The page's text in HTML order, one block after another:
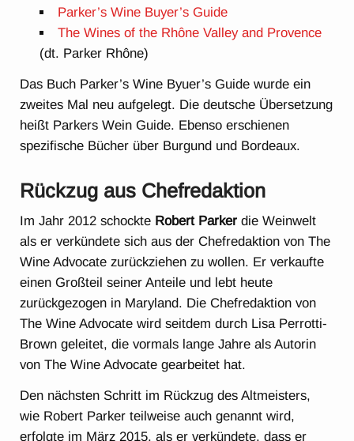
Parker’s Wine Buyer’s Guide
The Wines of the Rhône Valley and Provence
(dt. Parker Rhône)
Das Buch Parker’s Wine Byuer’s Guide wurde ein
zweites Mal neu aufgelegt. Die deutsche Übersetzung
heißt Parkers Wein Guide. Ebenso erschienen
spezifische Bücher über Burgund und Bordeaux.
Rückzug aus Chefredaktion
Im Jahr 2012 schockte Robert Parker die Weinwelt
als er verkündete sich aus der Chefredaktion von The
Wine Advocate zurückziehen zu wollen. Er verkaufte
einen Großteil seiner Anteile und lebt heute
zurückgezogen in Maryland. Die Chefredaktion von
The Wine Advocate wird seitdem durch Lisa Perrotti-
Brown geleitet, die vormals lange Jahre als Autorin
von The Wine Advocate gearbeitet hat.
Den nächsten Schritt im Rückzug des Altmeisters,
wie Robert Parker teilweise auch genannt wird,
erfolgte im März 2015, als er verkündete, dass er